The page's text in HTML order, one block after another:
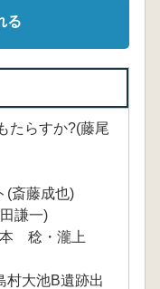
る
たらすか?(藤尾
(斎藤成也)
謙一)
本 稔・瀧上
村大池B遺跡出